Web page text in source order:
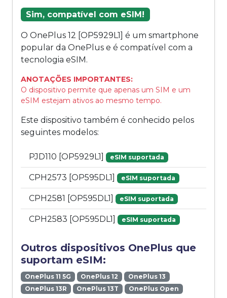
Sim, compatível com eSIM!
O OnePlus 12 [OP5929L1] é um smartphone
popular da OnePlus e é compatível com a
tecnologia eSIM.
ANOTAÇÕES IMPORTANTES:
O dispositivo permite que apenas um SIM e um
eSIM estejam ativos ao mesmo tempo.
Este dispositivo também é conhecido pelos
seguintes modelos:
PJD110 [OP5929L1] eSIM suportada
CPH2573 [OP595DL1] eSIM suportada
CPH2581 [OP595DL1] eSIM suportada
CPH2583 [OP595DL1] eSIM suportada
Outros dispositivos OnePlus que
suportam eSIM:
OnePlus 11 5G OnePlus 12
OnePlus 13
OnePlus 13R
OnePlus 13T OnePlus Open